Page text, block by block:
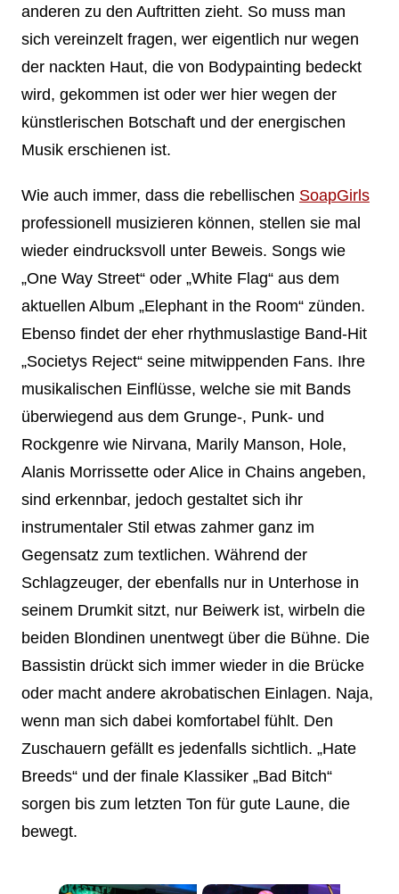
anderen zu den Auftritten zieht. So muss man
sich vereinzelt fragen, wer eigentlich nur wegen
der nackten Haut, die von Bodypainting bedeckt
wird, gekommen ist oder wer hier wegen der
künstlerischen Botschaft und der energischen
Musik erschienen ist.
Wie auch immer, dass die rebellischen SoapGirls
professionell musizieren können, stellen sie mal
wieder eindrucksvoll unter Beweis. Songs wie
„One Way Street“ oder „White Flag“ aus dem
aktuellen Album „Elephant in the Room“ zünden.
Ebenso findet der eher rhythmuslastige Band-Hit
„Societys Reject“ seine mitwippenden Fans. Ihre
musikalischen Einflüsse, welche sie mit Bands
überwiegend aus dem Grunge-, Punk- und
Rockgenre wie Nirvana, Marily Manson, Hole,
Alanis Morrissette oder Alice in Chains angeben,
sind erkennbar, jedoch gestaltet sich ihr
instrumentaler Stil etwas zahmer ganz im
Gegensatz zum textlichen. Während der
Schlagzeuger, der ebenfalls nur in Unterhose in
seinem Drumkit sitzt, nur Beiwerk ist, wirbeln die
beiden Blondinen unentwegt über die Bühne. Die
Bassistin drückt sich immer wieder in die Brücke
oder macht andere akrobatischen Einlagen. Naja,
wenn man sich dabei komfortabel fühlt. Den
Zuschauern gefällt es jedenfalls sichtlich. „Hate
Breeds“ und der finale Klassiker „Bad Bitch“
sorgen bis zum letzten Ton für gute Laune, die
bewegt.